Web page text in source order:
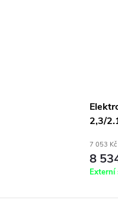
2,3/
7 053 Kč
8
Externí